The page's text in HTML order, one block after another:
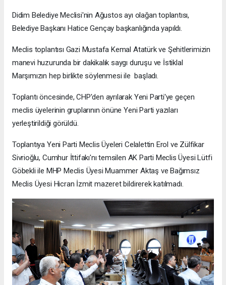
Didim Belediye Meclisi'nin Ağustos ayı olağan toplantısı,
Belediye Başkanı Hatice Gençay başkanlığında yapıldı.
Meclis toplantısı Gazi Mustafa Kemal Atatürk ve Şehitlerimizin
manevi huzurunda bir dakikalık saygı duruşu ve İstiklal
Marşımızın hep birlikte söylenmesi ile başladı.
Toplantı öncesinde, CHP'den ayrılarak Yeni Parti'ye geçen
meclis üyelerinin gruplarının önüne Yeni Parti yazıları
yerleştirildiği görüldü.
Toplantıya Yeni Parti Meclis Üyeleri Celalettin Erol ve Zülfikar
Sivrioğlu, Cumhur İttifakı'nı temsilen AK Parti Meclis Üyesi Lütfi
Göbekli ile MHP Meclis Üyesi Muammer Aktaş ve Bağımsız
Meclis Üyesi Hicran İzmit mazeret bildirerek katılmadı.